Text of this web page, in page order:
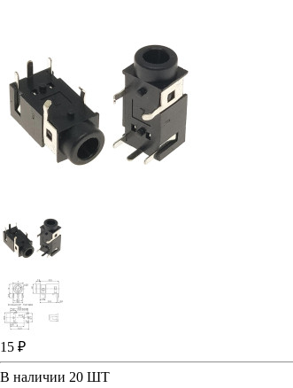
15 ₽
В наличии 20 ШТ